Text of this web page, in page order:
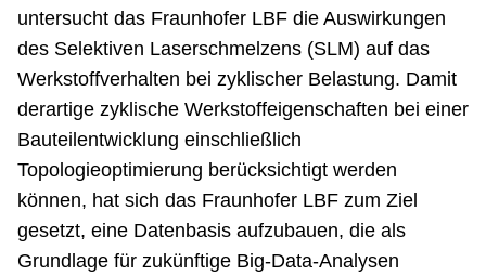
untersucht das Fraunhofer LBF die Auswirkungen
des Selektiven Laserschmelzens (SLM) auf das
Werkstoffverhalten bei zyklischer Belastung. Damit
derartige zyklische Werkstoffeigenschaften bei einer
Bauteilentwicklung einschließlich
Topologieoptimierung berücksichtigt werden
können, hat sich das Fraunhofer LBF zum Ziel
gesetzt, eine Datenbasis aufzubauen, die als
Grundlage für zukünftige Big-Data-Analysen